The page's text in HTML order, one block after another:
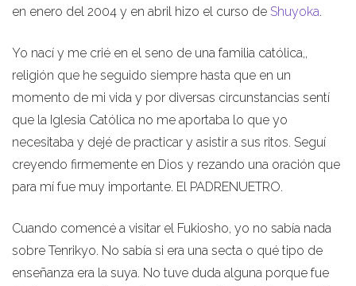
en enero del 2004 y en abril hizo el curso de Shuyoka.
Yo nací y me crié en el seno de una familia católica,,
religión que he seguido siempre hasta que en un
momento de mi vida y por diversas circunstancias sentí
que la Iglesia Católica no me aportaba lo que yo
necesitaba y dejé de practicar y asistir a sus ritos. Seguí
creyendo firmemente en Dios y rezando una oración que
para mí fue muy importante. El PADRENUETRO.
Cuando comencé a visitar el Fukiosho, yo no sabía nada
sobre Tenrikyo. No sabía si era una secta o qué tipo de
enseñanza era la suya. No tuve duda alguna porque fue